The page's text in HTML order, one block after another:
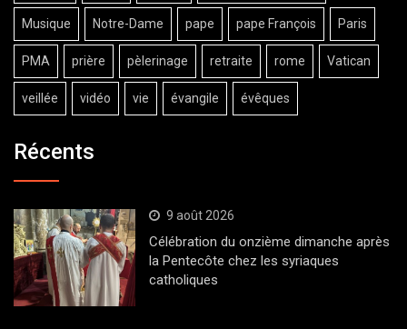
Musique Notre-Dame pape pape François Paris
PMA prière pèlerinage retraite rome Vatican
veillée vidéo vie évangile évêques
Récents
9 août 2026
Célébration du onzième dimanche après
la Pentecôte chez les syriaques
catholiques